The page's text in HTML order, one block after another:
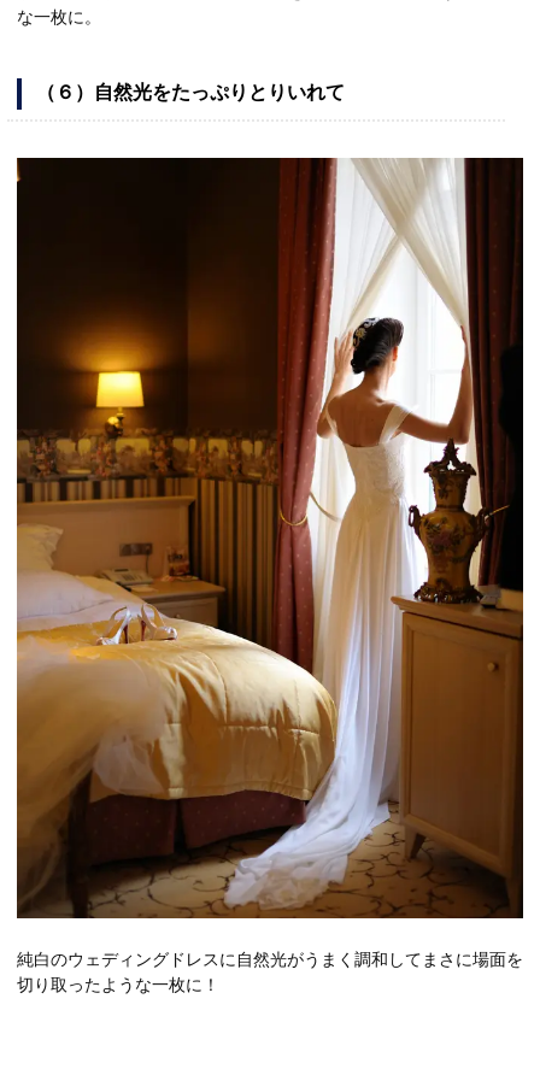
な一枚に。
（６）自然光をたっぷりとりいれて
純白のウェディングドレスに自然光がうまく調和してまさに場面を
切り取ったような一枚に！